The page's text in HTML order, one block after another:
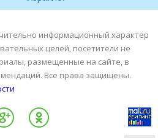
Как выбрать клинику в
информационный характер
целей, посетители не
размещенные на сайте, в